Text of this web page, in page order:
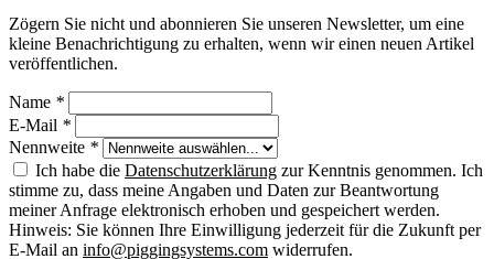
Zögern Sie nicht und abonnieren Sie unseren Newsletter, um eine
kleine Benachrichtigung zu erhalten, wenn wir einen neuen Artikel
veröffentlichen.
Name *
E-Mail *
Nennweite *
Ich habe die Datenschutzerklärung zur Kenntnis genommen. Ich
stimme zu, dass meine Angaben und Daten zur Beantwortung
meiner Anfrage elektronisch erhoben und gespeichert werden.
Hinweis: Sie können Ihre Einwilligung jederzeit für die Zukunft per
E-Mail an info@piggingsystems.com widerrufen.